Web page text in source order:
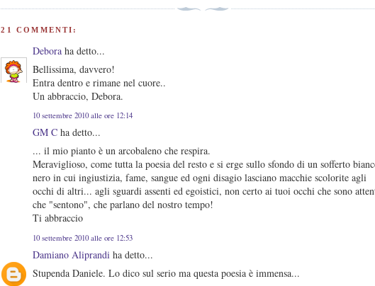
21 COMMENTI:
Debora ha detto...
Bellissima, davvero!
Entra dentro e rimane nel cuore..
Un abbraccio, Debora.
10 settembre 2010 alle ore 12:14
GM C ha detto...
... il mio pianto è un arcobaleno che respira.
Meraviglioso, come tutta la poesia del resto e si erge sullo sfondo di un sofferto
nero in cui ingiustizia, fame, sangue ed ogni disagio lasciano macchie scolorite agli
occhi di altri... agli sguardi assenti ed egoistici, non certo ai tuoi occhi che sono
che "sentono", che parlano del nostro tempo!
Ti abbraccio
10 settembre 2010 alle ore 12:53
Damiano Aliprandi ha detto...
Stupenda Daniele. Lo dico sul serio ma questa poesia è immensa...